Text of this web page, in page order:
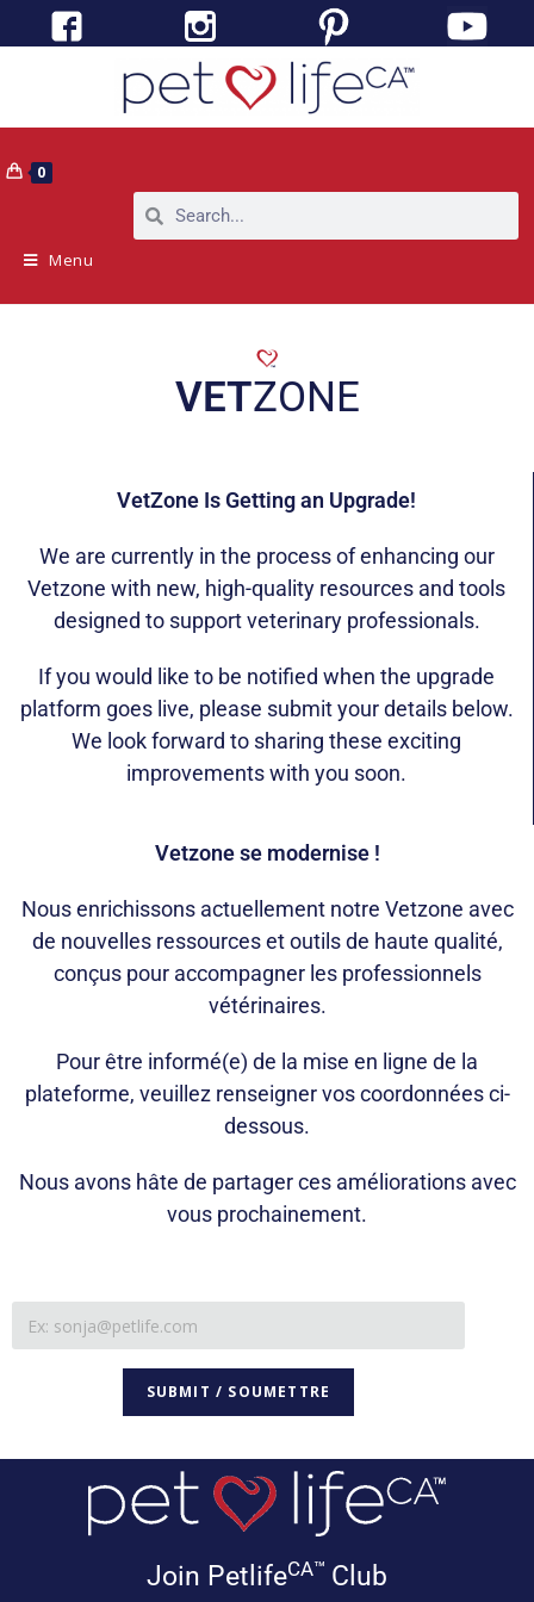
0
Menu
VETZONE
VetZone Is Getting an Upgrade!
We are currently in the process of enhancing our
Vetzone with new, high-quality resources and tools
designed to support veterinary professionals.
If you would like to be notified when the upgrade
platform goes live, please submit your details below.
We look forward to sharing these exciting
improvements with you soon.
Vetzone se modernise !
Nous enrichissons actuellement notre Vetzone avec
de nouvelles ressources et outils de haute qualité,
conçus pour accompagner les professionnels
vétérinaires.
Pour être informé(e) de la mise en ligne de la
plateforme, veuillez renseigner vos coordonnées ci-
dessous.
Nous avons hâte de partager ces améliorations avec
vous prochainement.
Join PetlifeCA™ Club